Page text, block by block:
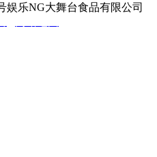
娱乐NG大舞台食品有限公司